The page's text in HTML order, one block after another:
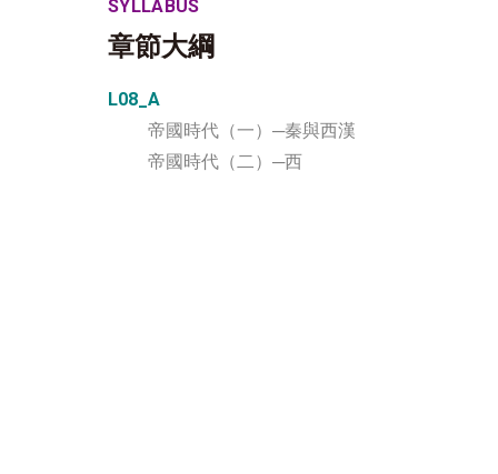
SYLLABUS
章節大綱
L08_A
帝國時代（一）─秦與西漢
帝國時代（二）─西